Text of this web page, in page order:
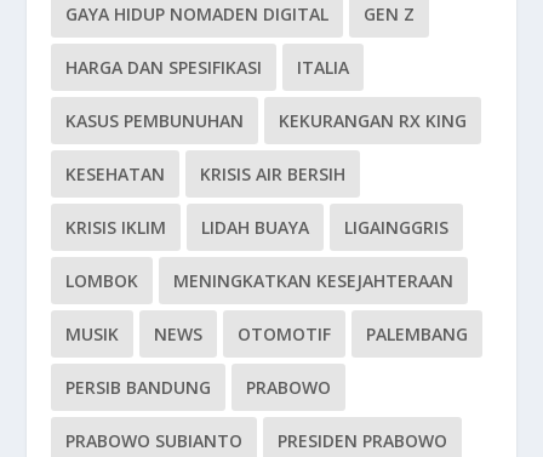
GAYA HIDUP NOMADEN DIGITAL GEN Z
HARGA DAN SPESIFIKASI ITALIA
KASUS PEMBUNUHAN KEKURANGAN RX KING
KESEHATAN KRISIS AIR BERSIH
KRISIS IKLIM LIDAH BUAYA LIGAINGGRIS
LOMBOK MENINGKATKAN KESEJAHTERAAN
MUSIK NEWS OTOMOTIF PALEMBANG
PERSIB BANDUNG PRABOWO
PRABOWO SUBIANTO PRESIDEN PRABOWO